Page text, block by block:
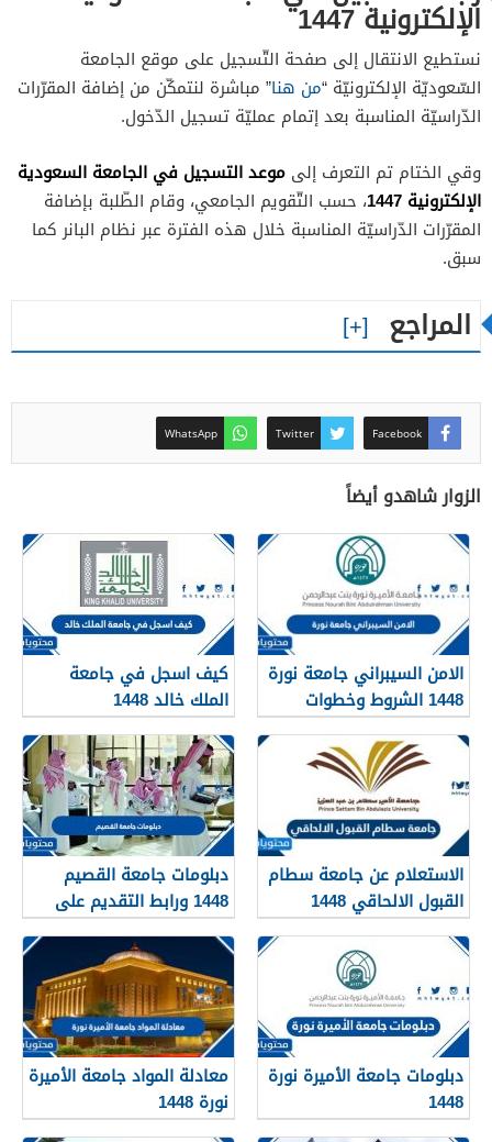
الإلكترونية 1447
نستطيع الانتقال إلى صفحة التّسجيل على موقع الجامعة
السّعوديّة الإلكترونيّة “من هنا” مباشرة لنتمكّن من إضافة المقرّرات
الدّراسيّة المناسبة بعد إتمام عمليّة تسجيل الدّخول.
وقي الختام تم التعرف إلى موعد التسجيل في الجامعة السعودية
الإلكترونية 1447
، حسب التّقويم الجامعي، وقام الطّلبة بإضافة
المقرّرات الدّراسيّة المناسبة خلال هذه الفترة عبر نظام البانر كما
سبق.
المراجع
Facebook
Twitter
WhatsApp
الزوار شاهدو أيضاً
الامن السيبراني جامعة نورة
1448 الشروط وخطوات
التقديم
كيف اسجل في جامعة
الملك خالد 1448
الاستعلام عن جامعة سطام
القبول الالحاقي 1448
دبلومات جامعة القصيم
1448 ورابط التقديم على
دبلومات جامعة القصيم
qudcss.com
دبلومات جامعة الأميرة نورة
1448
معادلة المواد جامعة الأميرة
نورة 1448